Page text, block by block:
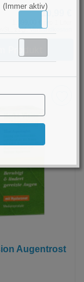
(Immer aktiv)
10,99 €
zzgl.Versandkosten
Augentrost